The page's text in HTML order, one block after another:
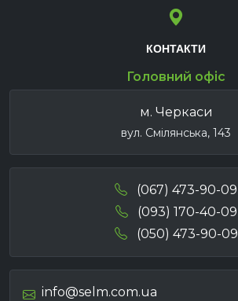
КОНТАКТИ
Головний офіс
м. Черкаси
вул. Смілянська, 143
(067) 473-90-09
(093) 170-40-09
(050) 473-90-09
info@selm.com.ua